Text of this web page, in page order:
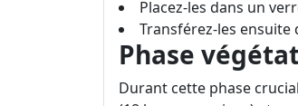
Placez-les dans un
Transférez-les
Phase
Durant cette phase